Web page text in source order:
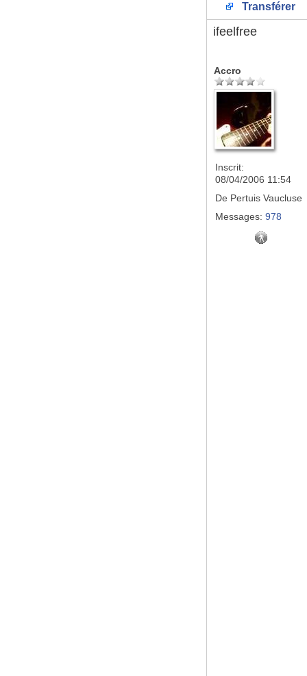
Transférer
ifeelfree
Accro
Inscrit:
08/04/2006 11:54
De Pertuis Vaucluse
Messages: 978